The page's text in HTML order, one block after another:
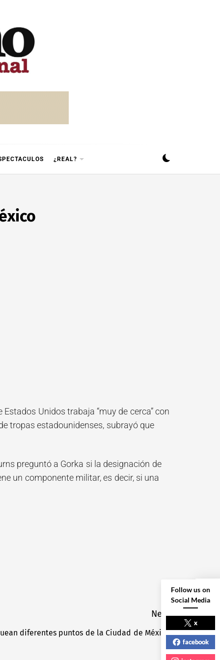
¿REAL?
Unidos trabaja “muy de cerca” con
tropas estadounidenses, subrayó que
preguntó a Gorka si la designación de
un componente militar, es decir, si una
Next
Next
post:
diferentes puntos de la Ciudad de México NEXT POST
Follow us on
Social Media
x
facebook